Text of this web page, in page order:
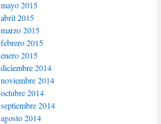
mayo 2015
abril 2015
marzo 2015
febrero 2015
enero 2015
diciembre 2014
noviembre 2014
octubre 2014
septiembre 2014
agosto 2014